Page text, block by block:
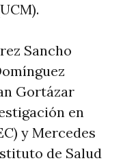
Sancho
Gortázar
en
y Mercedes
de Salud